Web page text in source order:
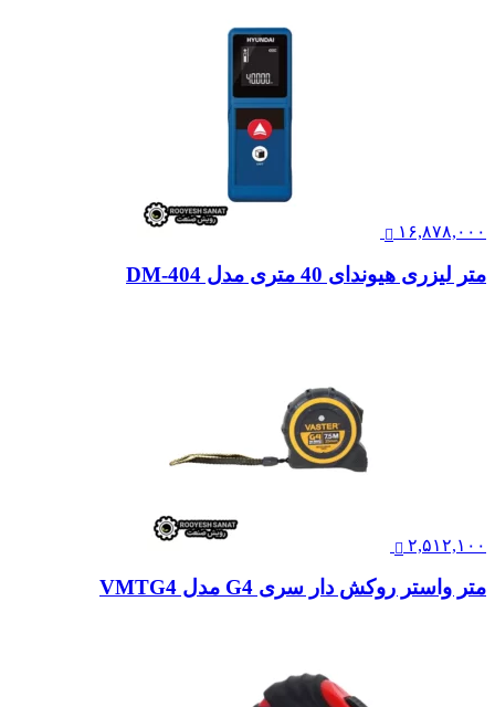
۱۶,۸۷۸,۰۰۰
متر لیزری هیوندای 40 متری مدل 404-DM
۲,۵۱۲,۱۰۰
متر واستر روکش دار سری G4 مدل VMTG4